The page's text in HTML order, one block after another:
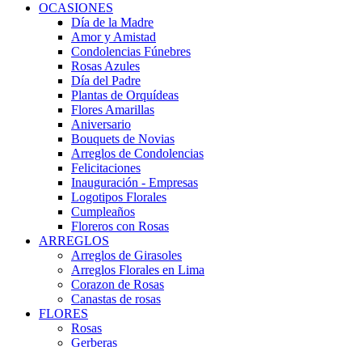
OCASIONES
Día de la Madre
Amor y Amistad
Condolencias Fúnebres
Rosas Azules
Día del Padre
Plantas de Orquídeas
Flores Amarillas
Aniversario
Bouquets de Novias
Arreglos de Condolencias
Felicitaciones
Inauguración - Empresas
Logotipos Florales
Cumpleaños
Floreros con Rosas
ARREGLOS
Arreglos de Girasoles
Arreglos Florales en Lima
Corazon de Rosas
Canastas de rosas
FLORES
Rosas
Gerberas